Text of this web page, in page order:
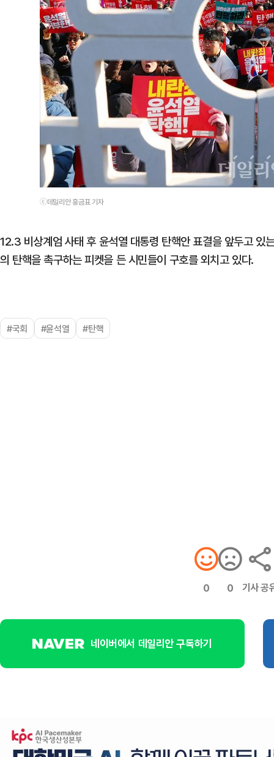
ⓒ데일리안 홍금표 기자
12.3 비상계엄 사태 후 윤석열 대통령 탄핵안 표결을 앞두고 있
의 탄핵을 촉구하는 피켓을 든 시민들이 구호를 외치고 있다.
#국회 #윤석열 #탄핵
0 0 기사 공
네이버에서 데일리안 구독하기